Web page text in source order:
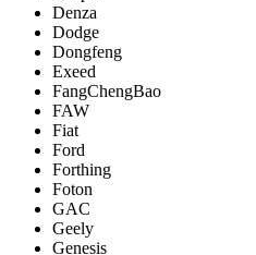
Denza
Dodge
Dongfeng
Exeed
FangChengBao
FAW
Fiat
Ford
Forthing
Foton
GAC
Geely
Genesis